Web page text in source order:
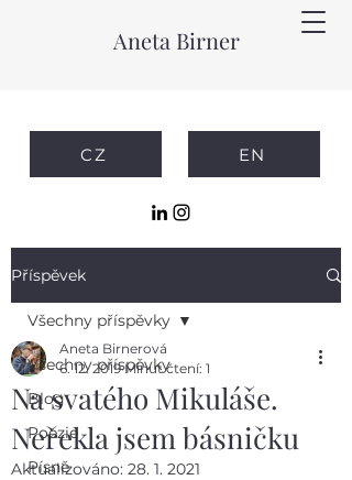
Aneta Birner
CZ EN
Příspěvek
Všechny příspěvky
Blog
Poezie
Písně
Všechny příspěvky
Na svatého Mikuláše.
Neřekla jsem básničku
Aneta Birnerová
6. 12. 2019 Minut čtení: 1
Aktualizováno: 28. 1. 2021